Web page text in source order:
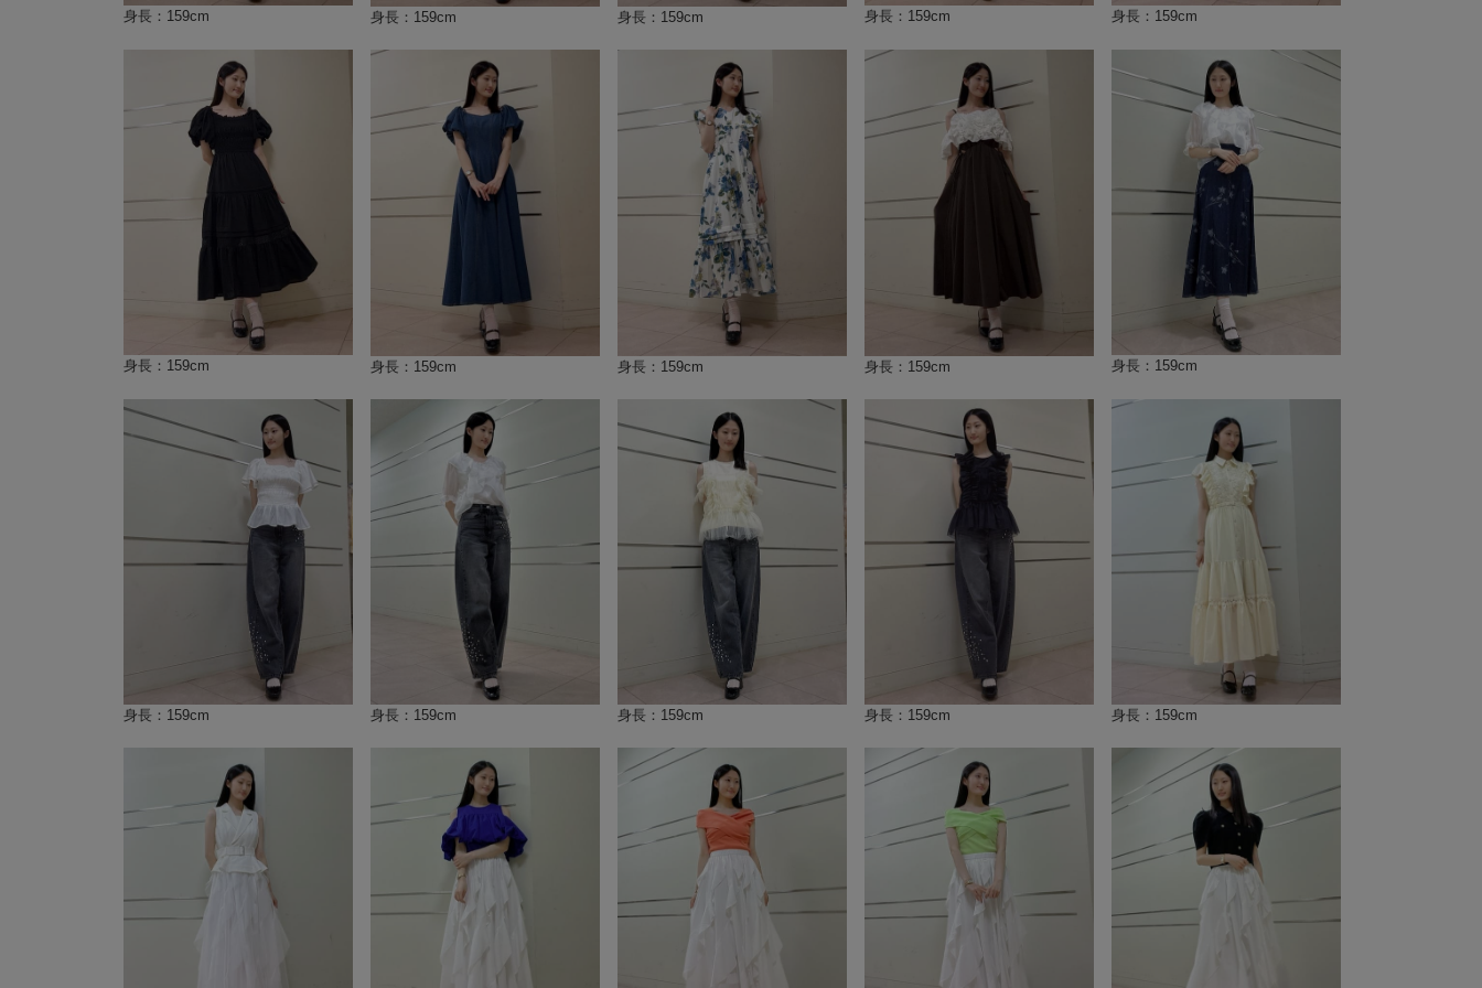
身長：159cm 身長：159cm 身長：159cm 身長：159cm 身長：159cm
身長：159cm 身長：159cm 身長：159cm 身長：159cm 身長：159cm
身長：159cm 身長：159cm 身長：159cm 身長：159cm 身長：159cm